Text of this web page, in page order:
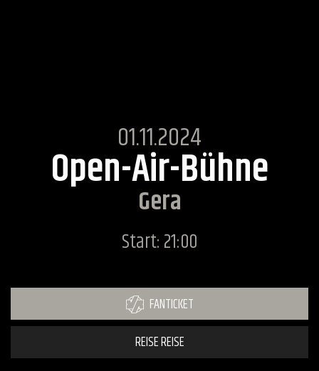
01.11.2024
Open-Air-Bühne
Gera
Start: 21:00
FANTICKET
REISE REISE